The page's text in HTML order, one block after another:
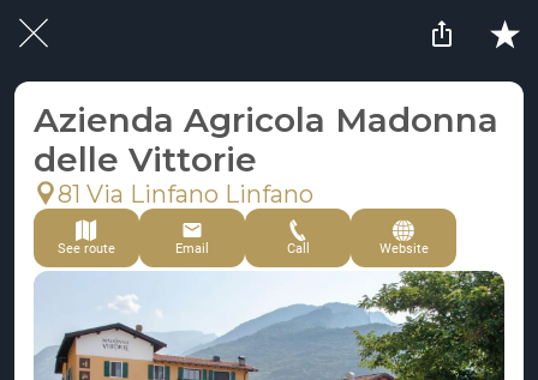
Azienda Agricola Madonna
delle Vittorie
81 Via Linfano Linfano
See route Email Call Website